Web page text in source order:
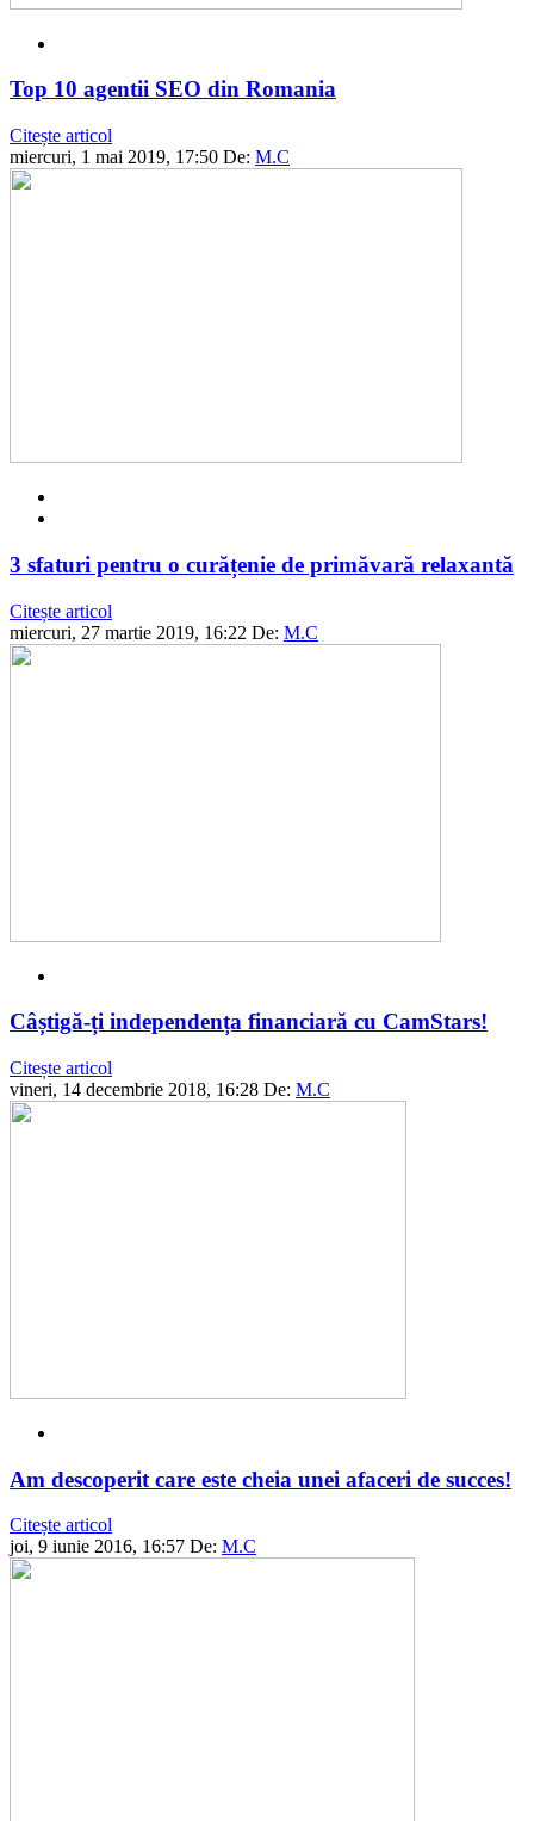
Top 10 agentii SEO din Romania
Citește articol
miercuri, 1 mai 2019, 17:50 De: M.C
3 sfaturi pentru o curățenie de primăvară relaxantă
Citește articol
miercuri, 27 martie 2019, 16:22 De: M.C
Câștigă-ți independența financiară cu CamStars!
Citește articol
vineri, 14 decembrie 2018, 16:28 De: M.C
Am descoperit care este cheia unei afaceri de succes!
Citește articol
joi, 9 iunie 2016, 16:57 De: M.C